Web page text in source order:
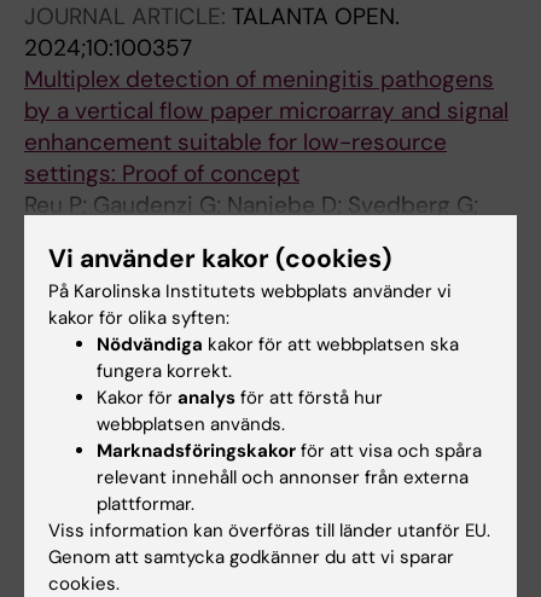
Martensson A; Mwanga-Amumpaire J; Alfven
T; Gaudenzi G
JOURNAL ARTICLE: TALANTA OPEN.
2024;10:100357
Multiplex detection of meningitis pathogens
by a vertical flow paper microarray and signal
enhancement suitable for low-resource
settings: Proof of concept
Reu P; Gaudenzi G; Nanjebe D; Svedberg G;
Hadjineophytou C; Karlsson J; Gantelius J;
Mwanga-Amumpaire J; Loh E; Svahn HA;
Kumbakumba E; Alfven T; Boum II Y; Russom A
ARTICLE:MICROMACHINES.2024;15(6):708
An Automated Versatile Diagnostic Workflow
for Infectious Disease Detection in Low-
Resource Settings
Urrutia Iturritza M; Mlotshwa P; Gantelius J;
Alfven T; Loh E; Karlsson J; Hadjineophytou C;
Langer K; Mitsakakis K; Russom A; Joensson
HN; Gaudenzi G
Alla författare
Forskningsområden:
Diagnostisk bioteknologi
Vi använder kakor (cookies)
På Karolinska Institutets webbplats använder vi
kakor för olika syften:
Nödvändiga kakor för att webbplatsen ska
fungera korrekt.
Kakor för analys för att förstå hur
webbplatsen används.
Marknadsföringskakor för att visa och spåra
relevant innehåll och annonser från externa
plattformar.
Viss information kan överföras till länder utanför EU.
Genom att samtycka godkänner du att vi sparar
cookies.